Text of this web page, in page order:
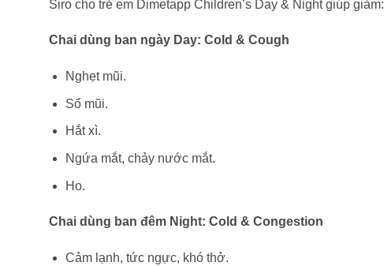
Siro cho trẻ em Dimetapp Children’s Day & Night giúp giảm:
Chai dùng ban ngày Day: Cold & Cough
Nghẹt mũi.
Sổ mũi.
Hắt xì.
Ngứa mắt, chảy nước mắt.
Ho.
Chai dùng ban đêm Night: Cold & Congestion
Cảm lạnh, tức ngực, khó thở.